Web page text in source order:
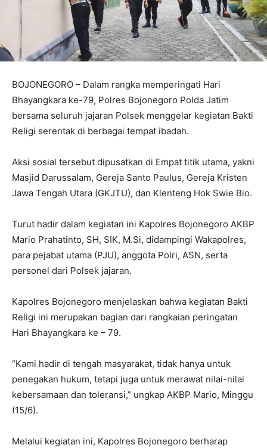
BOJONEGORO – Dalam rangka memperingati Hari
Bhayangkara ke-79, Polres Bojonegoro Polda Jatim
bersama seluruh jajaran Polsek menggelar kegiatan Bakti
Religi serentak di berbagai tempat ibadah.
Aksi sosial tersebut dipusatkan di Empat titik utama, yakni
Masjid Darussalam, Gereja Santo Paulus, Gereja Kristen
Jawa Tengah Utara (GKJTU), dan Klenteng Hok Swie Bio.
Turut hadir dalam kegiatan ini Kapolres Bojonegoro AKBP
Mario Prahatinto, SH, SIK, M.Si, didampingi Wakapolres,
para pejabat utama (PJU), anggota Polri, ASN, serta
personel dari Polsek jajaran.
Kapolres Bojonegoro menjelaskan bahwa kegiatan Bakti
Religi ini merupakan bagian dari rangkaian peringatan
Hari Bhayangkara ke – 79.
“Kami hadir di tengah masyarakat, tidak hanya untuk
penegakan hukum, tetapi juga untuk merawat nilai-nilai
kebersamaan dan toleransi,” ungkap AKBP Mario, Minggu
(15/6).
Melalui kegiatan ini, Kapolres Bojonegoro berharap